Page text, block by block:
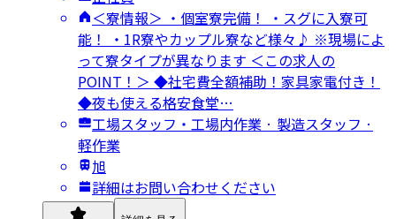
＜寮情報＞ ・個室寮完備！ ・スグに入寮可
能！ ・1R寮やカップル寮など様々♪ ※現場によ
って寮タイプが異なります ＜この求人の
POINT！＞ ◆社宅費全額補助！家具家電付き！
◆夜も使える格安食堂…
工場スタッフ・工場内作業 · 製造スタッフ ·
軽作業
旭
詳細はお問い合わせください